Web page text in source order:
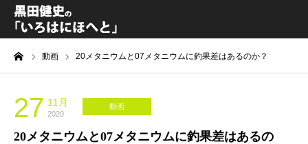
動画 20メタニウムと07メタニウムに釣果差はあるのか？
27 11月
2020
動画
20メタニウムと07メタニウムに釣果差はあるの
黒田健史プロフィール
カテゴリ一覧
喫茶KURODA